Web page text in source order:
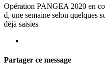
Opération PANGEA 2020 en
d, une semaine selon quelques
déjà saisies
Partager ce message